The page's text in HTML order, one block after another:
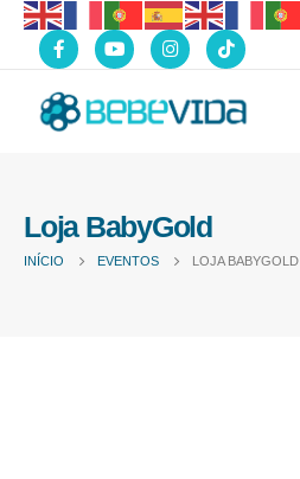
Loja BabyGold
INÍCIO EVENTOS LOJA BABYGOLD